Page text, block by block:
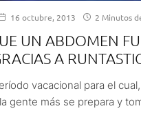
16 octubre, 2013 2 Minutos
UN ABDOMEN
A
vacacional para el
gente más se prepara y